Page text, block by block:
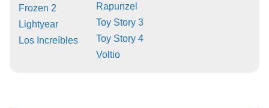
Frozen 2
Lightyear
Los Increíbles
Rapunzel
Toy Story 3
Toy Story 4
Voltio